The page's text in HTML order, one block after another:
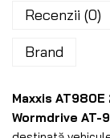
Recenzii (0)
Brand
Maxxis
Wormdrive AT-